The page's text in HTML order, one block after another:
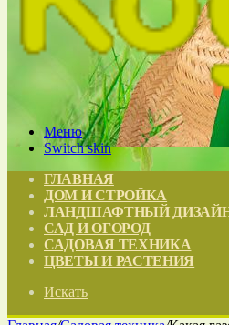
Меню
Switch skin
ГЛАВНАЯ
ДОМ И СТРОЙКА
ЛАНДШАФТНЫЙ
САД И ОГОРОД
САДОВАЯ ТЕХНИКА
ЦВЕТЫ И РАСТЕНИЯ
Искать